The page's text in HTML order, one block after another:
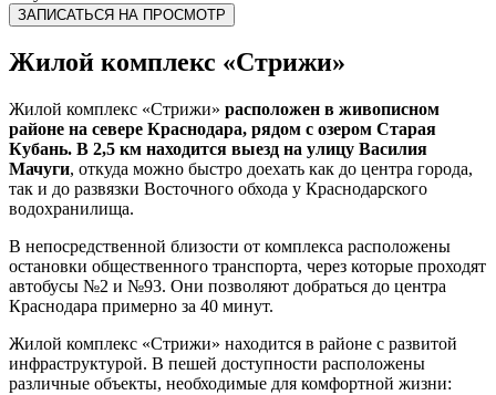
ЗАПИСАТЬСЯ НА ПРОСМОТР
Жилой комплекс «Стрижи»
Жилой комплекс «Стрижи» расположен в живописном
районе на севере Краснодара, рядом с озером Старая
Кубань. В 2,5 км находится выезд на улицу Василия
Мачуги, откуда можно быстро доехать как до центра города,
так и до развязки Восточного обхода у Краснодарского
водохранилища.
В непосредственной близости от комплекса расположены
остановки общественного транспорта, через которые проходят
автобусы №2 и №93. Они позволяют добраться до центра
Краснодара примерно за 40 минут.
Жилой комплекс «Стрижи» находится в районе с развитой
инфраструктурой. В пешей доступности расположены
различные объекты, необходимые для комфортной жизни: